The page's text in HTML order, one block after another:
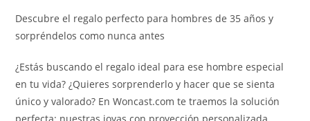
Descubre el regalo perfecto para hombres de 35 años y
sorpréndelos como nunca antes
¿Estás buscando el regalo ideal para ese hombre especial
en tu vida? ¿Quieres sorprenderlo y hacer que se sienta
único y valorado? En Woncast.com te traemos la solución